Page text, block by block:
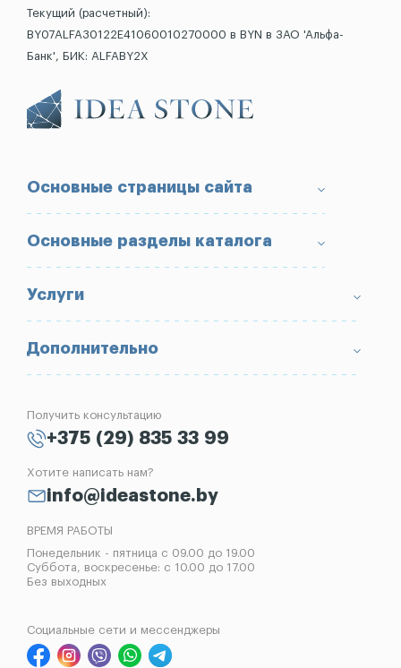
Текущий (расчетный):
BY07ALFA30122E41060010270000 в BYN в ЗАО 'Альфа-
Банк', БИК: ALFABY2X
Основные страницы сайта
О компании
Доставка и оплата
Условия возврата товара
Портфолио
Вопрос-Ответ
Блог
Контакты
Основные разделы каталога
Памятники
Ограды
Надгробные плиты
Вазы
Услуги
Благоустройство могил
Изготовление памятников
Рассрочка на памятник
Реставрация памятников
Демонтаж памятников
Дополнительно
Получить консультацию
+375 (29) 835 33 99
Хотите написать нам?
info@ideastone.by
ВРЕМЯ РАБОТЫ
Понедельник - пятница с 09.00 до 19.00
Суббота, воскресенье: с 10.00 до 17.00
Без выходных
Социальные сети и мессенджеры